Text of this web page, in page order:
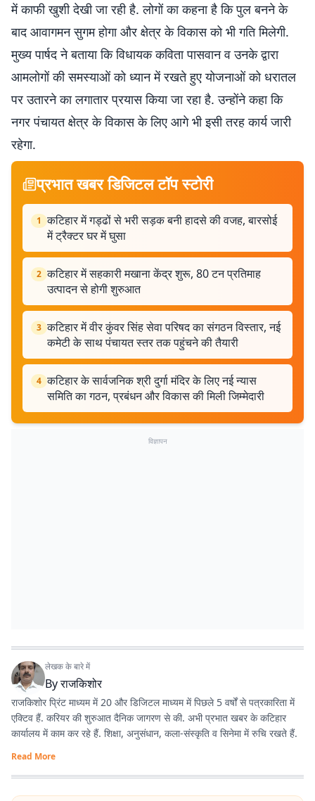
में काफी खुशी देखी जा रही है. लोगों का कहना है कि पुल बनने के
बाद आवागमन सुगम होगा और क्षेत्र के विकास को भी गति मिलेगी.
मुख्य पार्षद ने बताया कि विधायक कविता पासवान व उनके द्वारा
आमलोगों की समस्याओं को ध्यान में रखते हुए योजनाओं को धरातल
पर उतारने का लगातार प्रयास किया जा रहा है. उन्होंने कहा कि
नगर पंचायत क्षेत्र के विकास के लिए आगे भी इसी तरह कार्य जारी
रहेगा.
प्रभात खबर डिजिटल टॉप स्टोरी
1 कटिहार में गड्ढों से भरी सड़क बनी हादसे की वजह, बारसोई
में ट्रैक्टर घर में घुसा
2 कटिहार में सहकारी मखाना केंद्र शुरू, 80 टन प्रतिमाह
उत्पादन से होगी शुरुआत
3 कटिहार में वीर कुंवर सिंह सेवा परिषद का संगठन विस्तार, नई
कमेटी के साथ पंचायत स्तर तक पहुंचने की तैयारी
4 कटिहार के सार्वजनिक श्री दुर्गा मंदिर के लिए नई न्यास
समिति का गठन, प्रबंधन और विकास की मिली जिम्मेदारी
विज्ञापन
लेखक के बारे में
Byराजकिशोर
राजकिशोर प्रिंट माध्यम में 20 और डिजिटल माध्यम में पिछले 5 वर्षों से पत्रकारिता में
एक्टिव हैं. करियर की शुरुआत दैनिक जागरण से की. अभी प्रभात खबर के कटिहार
कार्यालय में काम कर रहे हैं. शिक्षा, अनुसंधान, कला-संस्कृति व सिनेमा में रुचि रखते हैं.
Read More